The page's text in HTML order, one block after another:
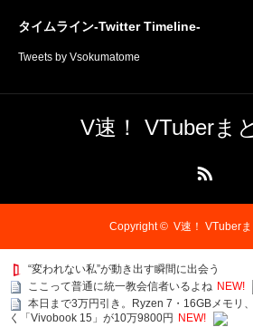
タイムライン-Twitter Timeline-
Tweets by Vsokumatome
V速！ VTuberま
Copyright © V速！ VTuber
“変われない私”が動き出す瞬間に出会う
ここって普通に統一教会信者いるよね NEW!
本日まで3万円引き。Ryzen 7・16GBメモリ
く「Vivobook 15」が10万9800円 NEW!